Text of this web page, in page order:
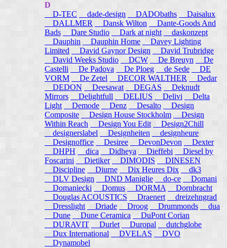
D
D-TEC
dade-design DADObaths
Daisalux
DALLMER
Dansk Wilton
Dante-Goods And
Bads
Dare Studio Dark at night
daskonzept
Dauphin
Dauphin Home
Davey Lighting
Limited
David Gaynor Design
David Trubridge
David Weeks Studio
DCW De Breuyn
De
Castelli
De Padova De Ploeg de Sede
DE
VORM
De Zetel DECOR WALTHER
Dedar
DEDON
Deesawat DEGAS
Deknudt
Mirrors
Delightfull DELIUS Delivi
Delta
Light
Demode Denz Desalto
Design
Composite
Design House Stockholm
Design
Within Reach
Design You Edit
Design2Chill
designerslabel
Designheiten
designheure
Designoffice
Desiree DevonDevon
Dexter
DHPH
dica Didheya Dieffebi
Diesel by
Foscarini
Dietiker DIMODIS
DINESEN
Discipline
Diurne Dix Heures Dix
dk3
DLV Design
DND Maniglie do-ce
Domani
Domaniecki
Domus DORMA
Dornbracht
Douglas ACOUSTICS
Draenert
dreizehngrad
Dresslight Driade Droog Drummonds
dua
Dune
Dune Ceramica
DuPont Corian
DURAVIT
Durlet Duropal
dutchglobe
Dux International
DVELAS
DVO
Dynamobel